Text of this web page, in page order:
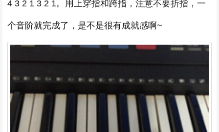
4 3 2 1 3 2 1。用上穿指和跨指，注意不要折指，一
个音阶就完成了，是不是很有成就感啊~